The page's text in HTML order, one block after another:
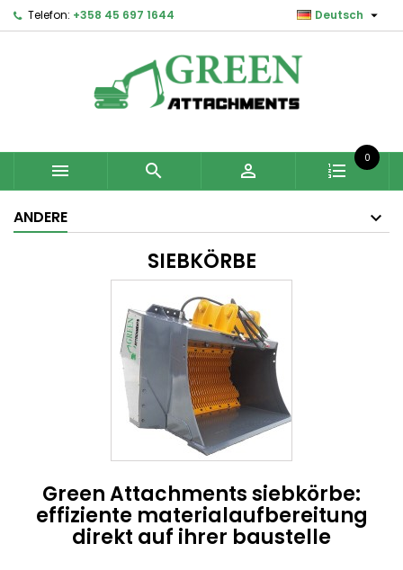
Telefon: +358 45 697 1644 Deutsch 
  
0
ANDERE
SIEBKÖRBE
Green Attachments siebkörbe:
effiziente materialaufbereitung
direkt auf ihrer baustelle